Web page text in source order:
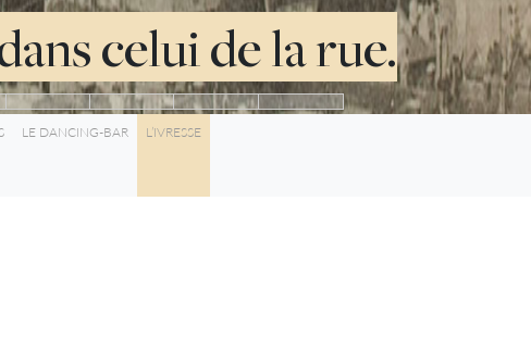
celui de la rue.
LE DANCING-BAR L’IVRESSE